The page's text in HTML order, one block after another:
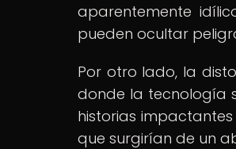
aparentemente
pueden ocultar
Por otro lado, la
donde la tecnología
historias
que surgirían de un